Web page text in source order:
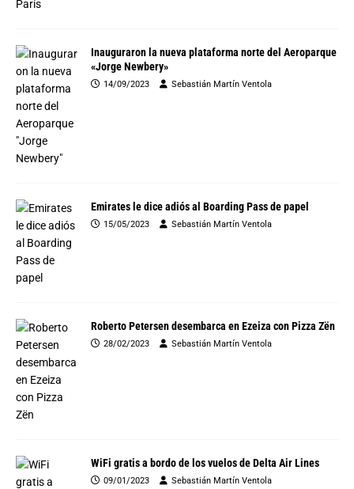
Inauguraron la nueva plataforma norte del Aeroparque
«Jorge Newbery»
14/09/2023 Sebastián Martín Ventola
Emirates le dice adiós al Boarding Pass de papel
15/05/2023 Sebastián Martín Ventola
Roberto Petersen desembarca en Ezeiza con Pizza Zën
28/02/2023 Sebastián Martín Ventola
WiFi gratis a bordo de los vuelos de Delta Air Lines
09/01/2023 Sebastián Martín Ventola